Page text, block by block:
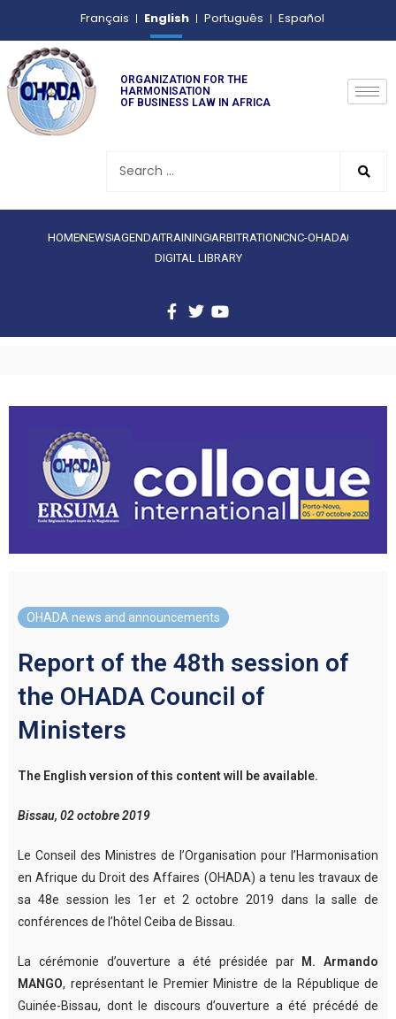
Français English Português Español
ORGANIZATION FOR THE
HARMONISATION
OF BUSINESS LAW IN AFRICA
HOMENEWS AGENDATRAINING ARBITRATIONCNC-OHADA
DIGITAL LIBRARY
OHADA news and announcements
Report of the 48th session of
the OHADA Council of
Ministers
The English version of this content will be available.
Bissau, 02 octobre 2019
Le Conseil des Ministres de l’Organisation pour l’Harmonisation
en Afrique du Droit des Affaires (OHADA) a tenu les travaux de
sa 48e session les 1er et 2 octobre 2019 dans la salle de
conférences de l’hôtel Ceiba de Bissau.
La cérémonie d’ouverture a été présidée par
M. Armando
MANGO, représentant le Premier Ministre de la République de
Guinée-Bissau, dont le discours d’ouverture a été précédé de